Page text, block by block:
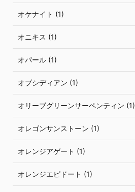
オケナイト (1)
オニキス (1)
オパール (1)
オブシディアン (1)
オリーブグリーンサーペンティン (1)
オレゴンサンストーン (1)
オレンジアゲート (1)
オレンジエピドート (1)